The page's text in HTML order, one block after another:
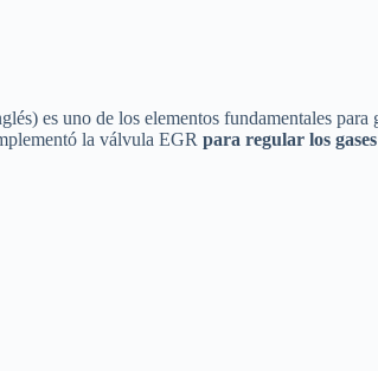
es uno de los elementos fundamentales
la válvula EGR para regular los